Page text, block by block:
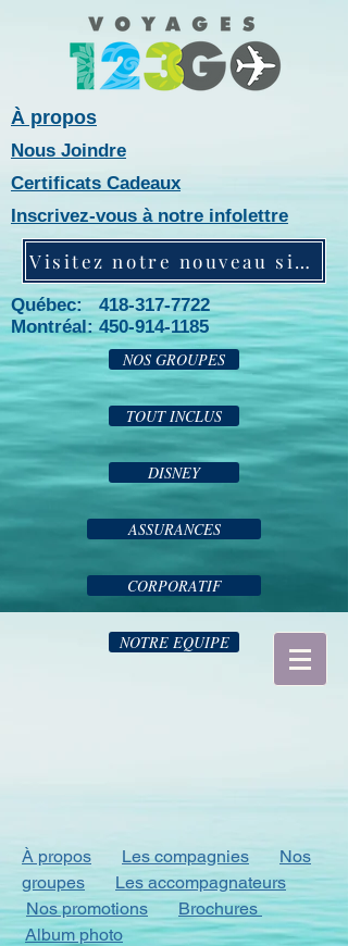
À propos
Nous Joindre
Certificats Cadeaux
Inscrivez-vous à notre infolettre
Visitez notre nouveau site web!
Québec: 418-317-7722
Montréal:450-914-1185
NOS GROUPES
TOUT INCLUS
DISNEY
ASSURANCES
CORPORATIF
NOTRE EQUIPE
À propos Les compagnies
Nos
groupes
Les accompagnateurs
Nos promotions
Brochures
Album photo